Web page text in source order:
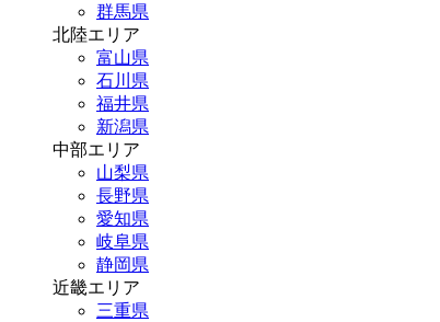
群馬県
北陸エリア
富山県
石川県
福井県
新潟県
中部エリア
山梨県
長野県
愛知県
岐阜県
静岡県
近畿エリア
三重県